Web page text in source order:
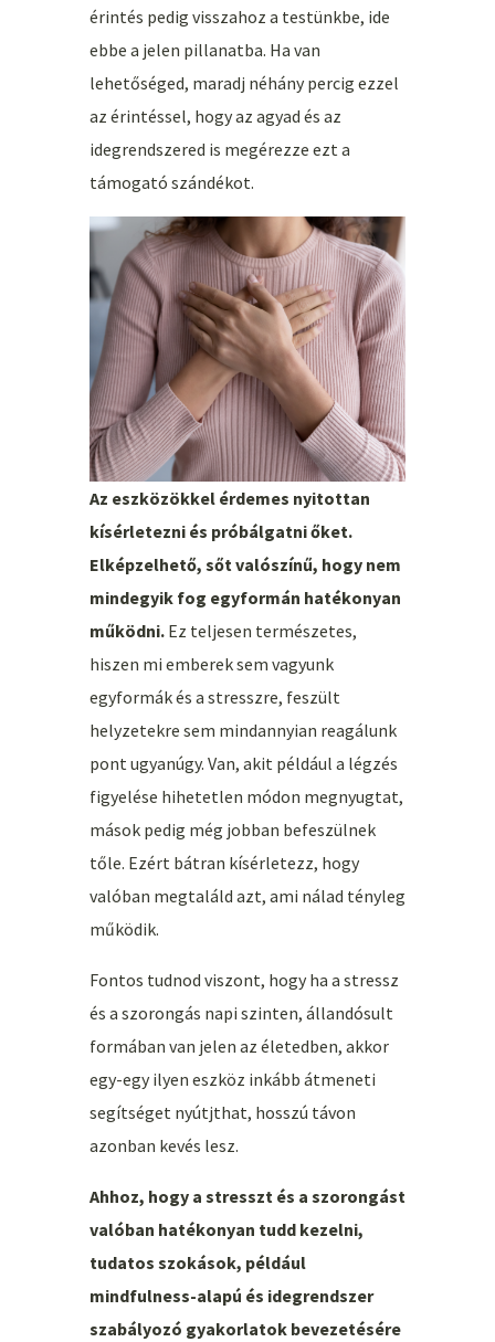
érintés pedig visszahoz a testünkbe, ide
ebbe a jelen pillanatba. Ha van
lehetőséged, maradj néhány percig ezzel
az érintéssel, hogy az agyad és az
idegrendszered is megérezze ezt a
támogató szándékot.
Az eszközökkel érdemes nyitottan
kísérletezni és próbálgatni őket.
Elképzelhető, sőt valószínű, hogy nem
mindegyik fog egyformán hatékonyan
működni.Ez teljesen természetes,
hiszen mi emberek sem vagyunk
egyformák és a stresszre, feszült
helyzetekre sem mindannyian reagálunk
pont ugyanúgy. Van, akit például a légzés
figyelése hihetetlen módon megnyugtat,
mások pedig még jobban befeszülnek
tőle. Ezért bátran kísérletezz, hogy
valóban megtaláld azt, ami nálad tényleg
működik.
Fontos tudnod viszont, hogy ha a stressz
és a szorongás napi szinten, állandósult
formában van jelen az életedben, akkor
egy-egy ilyen eszköz inkább átmeneti
segítséget nyútjthat, hosszú távon
azonban kevés lesz.
Ahhoz, hogy a stresszt és a szorongást
valóban hatékonyan tudd kezelni,
tudatos szokások, például
mindfulness-alapú és idegrendszer
szabályozó gyakorlatok bevezetésére